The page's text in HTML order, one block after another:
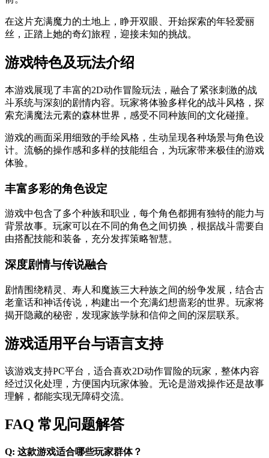
在这片充满魔力的土地上，睁开双眼、开始探索的年轻爱丽
丝，正踏上她的奇幻旅程，迎接未知的挑战。
游戏特色及玩法介绍
本游戏展现了丰富的2D动作冒险玩法，融合了紧张刺激的战
斗系统与深刻的剧情内容。玩家将体验多样化的战斗风格，探
索充满魔法元素的森林世界，感受不同种族间的文化碰撞。
游戏的画面采用细致的手绘风格，生动呈现各种场景与角色设
计。流畅的操作感和多样的技能组合，为玩家带来极佳的游戏
体验。
丰富多彩的角色设定
游戏中包含了多个种族和职业，每个角色都拥有独特的能力与
背景故事。玩家可以在不同的角色之间切换，根据战斗需要自
由搭配技能和装备，充分发挥策略智慧。
深度剧情与传说融合
剧情围绕精灵、寿人和魔族三大种族之间的纷争发展，结合古
老童话和神话传说，构建出一个充满幻想啬彩的世界。玩家将
揭开隐藏的秘密，发现家族学脉和信仰之间的深层联系。
游戏适用平台与语言支持
该游戏支持PC平台，适合喜欢2D动作冒险的玩家，整体内容
经过汉化处理，方便国内玩家体验。无论是游戏操作还是故事
理解，都能实现无障碍交流。
FAQ 常见问题解答
Q: 这款游戏适合哪些玩家群体？